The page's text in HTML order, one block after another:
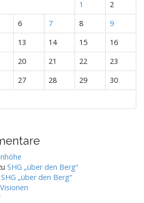
1
2
6 7 8
9
13 14 15
16
20 21 22
23
27 28 29
30
SHG „über den Berg“
SHG „über den Berg“